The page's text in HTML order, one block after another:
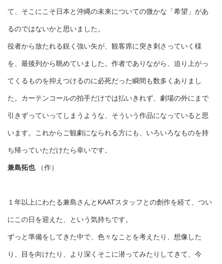
て、そこにこそ日本と沖縄の未来についての微かな「希望」があ
るのではないかと思いました。
役者から放たれる鋭く強い矢が、観客席に突き刺さっていく様
を、最後列から眺めていました。作者でありながら、迫り上がっ
てくるものを抑えつけるのに必死だった瞬間も数多くありまし
た。カーテンコールの拍手だけでは払いきれず、劇場の外にまで
引きずっていってしまうような、そういう作品になっていると思
います。これからご観劇になられる方にも、いろいろなものを持
ち帰っていただけたら幸いです。
兼島拓也 （作）
１年以上にわたる兼島さんと KAATスタッフとの創作を経て、つい
にこの日を迎えた、という気持ちです。
ずっと準備をしてきた中で、色々なことを考えたり、想像した
り、目を向けたり、より深くそこに潜ってみたり してきて、今